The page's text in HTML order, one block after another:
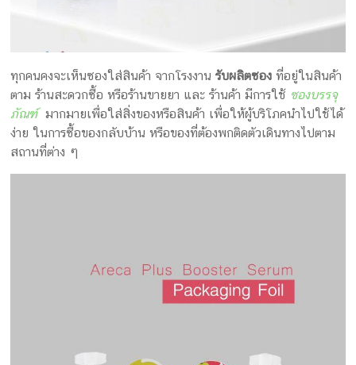
ฟอยล์
รับ
ผลิต
กล่อง
รับ
ผลิต
ทุกคนคงจะเห็นซองใส่สินค้า จากโรงงานรับผลิตซอง ที่อยู่ในสินค้า
ตาม ร้านสะดวกซื้อ หรือร้านขายยา และ ร้านค้า มีการใช้ ซองบรรจุ
ภัณฑ์มากมายเพื่อใส่สิ่งของหรือสินค้า เพื่อให้ผู้บริโภคนำไปใช้ได้
ง่าย ในการซื้อของกลับบ้าน หรือของที่ต้องพกติดตัวเดินทางไปตาม
สถานที่ต่าง ๆ